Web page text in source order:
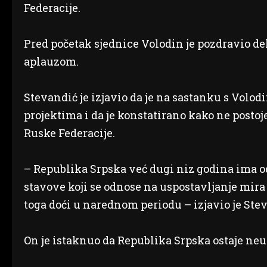
Federacije.
Pred početak sjednice Volodin je pozdravio
aplauzom.
Stevandić je izjavio da je na sastanku s
projektima i da je konstatirano kako ne
Ruske Federacije.
– Republika Srpska već dugi niz godina ima
stavove koji se odnose na uspostavljanje
toga doći u narednom periodu – izjavio je
On je istaknuo da Republika Srpska ostaje